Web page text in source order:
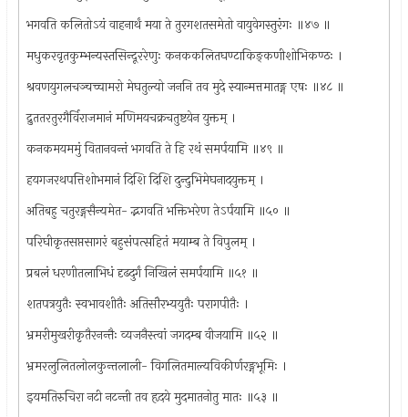
भगवति कलितोऽयं वाहनार्थं मया ते तुरगशतसमेतो वायुवेगस्तुरंगः ॥४७ ॥
मधुकरवृतकुम्भन्यस्तसिन्दूररेणुः कनककलितघण्टाकिङ्कणीशोभिकण्ठः ।
श्रवणयुगलचञ्चच्चामरो मेघतुल्यो जननि तव मुदे स्यान्मत्तमातङ्ग एषः ॥४८ ॥
द्रुततरतुरगैर्विराजमानं मणिमयचक्रचतुष्टयेन युक्तम् ।
कनकमयममुं वितानवन्तं भगवति ते हि रथं समर्पयामि ॥४९ ॥
हयगजरथपत्तिशोभमानं दिशि दिशि दुन्दुभिमेघनादयुक्तम् ।
अतिबहु चतुरङ्गसैन्यमेत- द्भगवति भक्तिभरेण तेऽर्पयामि ॥५० ॥
परिघीकृतसप्तसागरं बहुसंपत्सहितं मयाम्ब ते विपुलम् ।
प्रबलं धरणीतलाभिधं दृढदुर्गं निखिलं समर्पयामि ॥५१ ॥
शतपत्रयुतैः स्वभावशीतैः अतिसौरभ्ययुतैः परागपीतैः ।
भ्रमरीमुखरीकृतैरनन्तैः व्यजनैस्त्वां जगदम्ब वीजयामि ॥५२ ॥
भ्रमरलुलितलोलकुन्तलाली- विगलितमाल्यविकीर्णरङ्गभूमिः ।
इयमतिरुचिरा नटी नटन्ती तव हृदये मुदमातनोतु मातः ॥५३ ॥